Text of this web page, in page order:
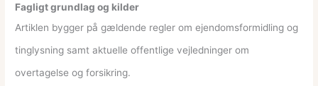
Fagligt grundlag og kilder
Artiklen bygger på gældende regler om ejendomsformidling og
tinglysning samt aktuelle offentlige vejledninger om
overtagelse og forsikring.